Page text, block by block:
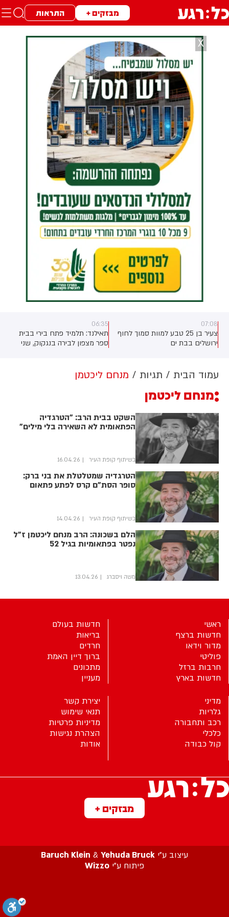
מבזקים + התראות
X
07:08
צעיר בן 25 טבע למוות סמוך לחוף
ירושלים בבת ים
06:35
תאילנד: תלמיד פתח בירי בבית
ספר מצפון לבירה בנגקוק, שני
עמוד הבית תגיות מנחם ליכטמן
מנחם ליכטמן
השקט בבית הרב: "הטרגדיה
הפתאומית לא השאירה בלי מילים"
בשיתוף קופת העיר 16.04.26
הטרגדיה שמטלטלת את בני ברק:
סופר הסת"ם קרס לפתע פתאום
בשיתוף קופת העיר 14.04.26
הלם בשכונה: הרב מנחם ליכטמן ז"ל
נפטר בפתאומיות בגיל 52
משה ויסברג 13.04.26
מבזקים +
ראשי
חדשות ברצף
מדור וידאו
פוליטי
חרבות ברזל
חדשות בארץ
חדשות בעולם
בריאות
חרדים
ברוך דיין האמת
מתכונים
מעניין
מדיני
גלריות
רכב ותחבורה
כלכלי
קול כבודה
יצירת קשר
תנאי שימוש
מדיניות פרטיות
הצהרת נגישות
אודות
עיצוב ע”י Baruch Klein & Yehuda Bruck
פיתוח ע”י Wizzo